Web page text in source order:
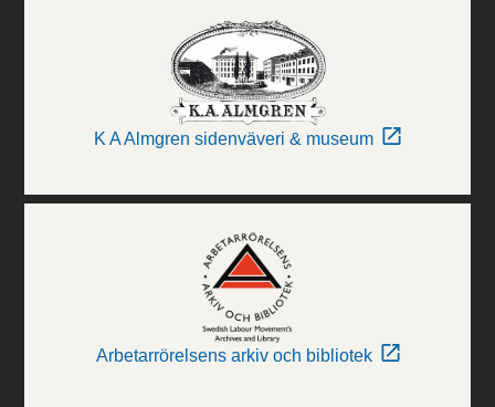
K A Almgren sidenväveri & museum
Arbetarrörelsens arkiv och bibliotek